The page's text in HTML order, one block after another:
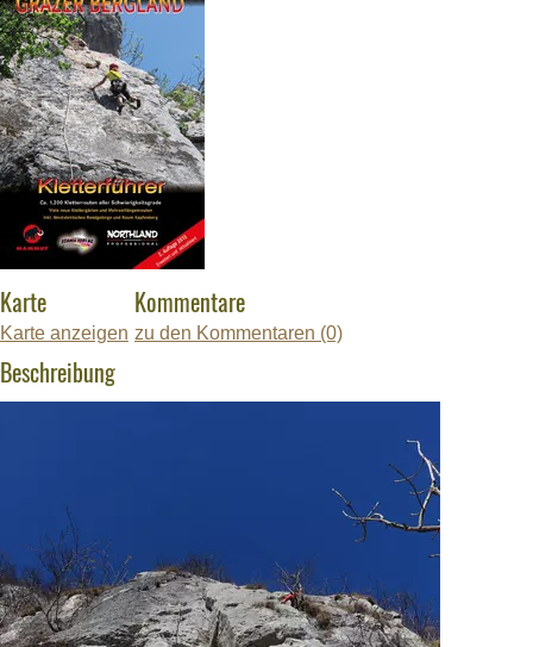
Karte
Karte anzeigen
Kommentare
zu den Kommentaren (0)
Beschreibung